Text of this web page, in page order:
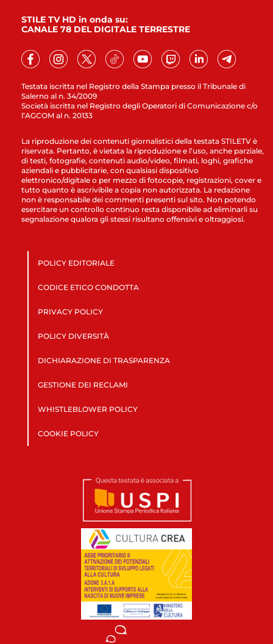
Testata iscritta nel Registro della Stampa presso il Tribunale di
Salerno al n. 34/2009
Società iscritta nel Registro degli Operatori di Comunicazione c/o
l’AGCOM al n. 20133
STILE TV HD in onda su:
CANALE 78 DEL DIGITALE TERRESTRE
La riproduzione dei contenuti giornalistici della testata STILETV è
riservata. Pertanto, è vietata la riproduzione e l’uso, anche parziale,
di testi, fotografie, contenuti audio/video, filmati, loghi, grafiche
aziendali e pubblicitarie, con qualsiasi dispositivo
elettronico/digitale o per mezzo di fotocopie, registrazioni, cover e
tutto quanto è ascrivibile a copia non autorizzata. La redazione
non è responsabile dei commenti presenti sul sito. Non potendo
esercitare un controllo continuo resta disponibile ad eliminarli su
segnalazione qualora gli stessi risultano offensivi e oltraggiosi.
POLICY EDITORIALE
CODICE ETICO CONDOTTA
PRIVACY POLICY
POLICY DIVERSITÀ
DICHIARAZIONE DI TRASPARENZA
GESTIONE DEI RECLAMI
WHISTLEBLOWER POLICY
COOKIE POLICY